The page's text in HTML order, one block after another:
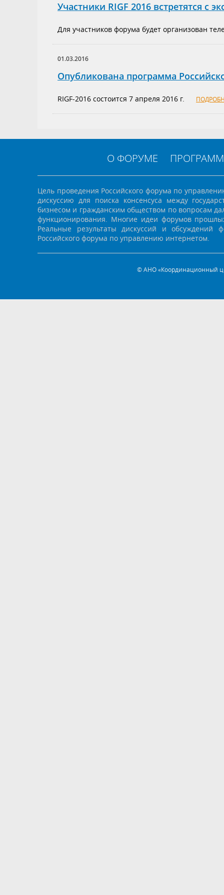
Участники RIGF 2016 встретятся с
Для участников форума будет организован
01.03.2016
Опубликована программа
RIGF-2016 состоится 7 апреля 2016 г.
О ФОРУМЕ
Цель проведения Российского форума по
дискуссию для поиска консенсуса между
бизнесом и гражданским обществом по вопросам
функционирования. Многие идеи форумов
Реальные результаты дискуссий и обсуждений
Российского форума по управлению интернетом.
© АНО «Координационный